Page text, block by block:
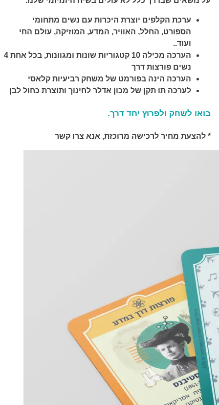
ערכת הקלפים יוצרת היכרות עם נשים מתחומי
הספורט, החלל, האוויר, המדע, המוזיקה, עולם החי
ועוד..
הערכה מכילה 10 קטגוריות שונות ומגוונות, בכל אחת 4
נשים פורצות דרך
הערכה הינה בפורמט של משחק רביעיות קלאסי
לערכה תו תקן של מכון אדלר לחינוך ותוצרת כחול לבן
בואו לשחק ולפרוץ יחד דרך.
* להצעת מחיר לרכישה מרוכזת, אנא צרו קשר